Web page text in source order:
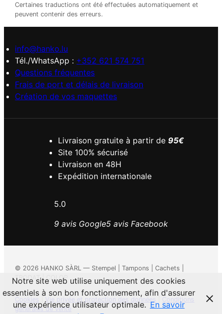
Certaines traductions ont été effectuées automatiquement et
peuvent contenir des erreurs.
info@hanko.lu
Tél./WhatsApp : +352 621 574 751
Questions fréquentes
Frais de port et délais de livraison
Création de vos maquettes
Livraison gratuite à partir de 95€
Site 100% sécurisé
Livraison en 48H
Expédition internationale
5.0
9 avis Google5 avis Facebook
© 2026 HANKO SÀRL — Stempel | Tampons | Cachets |
TRODAT | COLOP
Cookies |Vie privée et protection des données
Conditions
générales de vente
Notre site web utilise uniquement des cookies
essentiels à son bon fonctionnement, afin d'assurer
une expérience utilisateur optimale. En savoir